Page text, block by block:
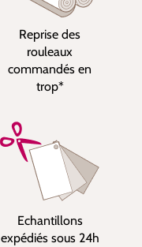
Reprise des
rouleaux
commandés en
trop*
Echantillons
expédiés sous 24h